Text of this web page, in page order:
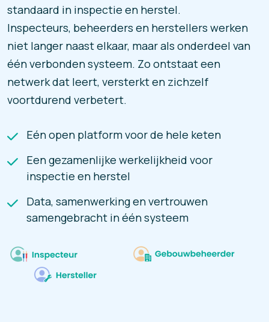
standaard in inspectie en herstel.
Inspecteurs, beheerders en herstellers werken
niet langer naast elkaar, maar als onderdeel van
één verbonden systeem. Zo ontstaat een
netwerk dat leert, versterkt en zichzelf
voortdurend verbetert.
Eén open platform voor de hele keten
Een gezamenlijke werkelijkheid voor
inspectie en herstel
Data, samenwerking en vertrouwen
samengebracht in één systeem